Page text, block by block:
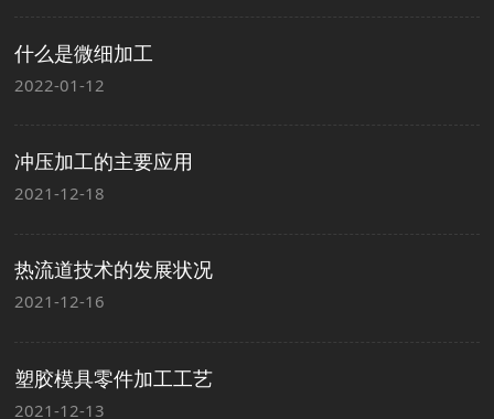
什么是微细加工
2022-01-12
冲压加工的主要应用
2021-12-18
热流道技术的发展状况
2021-12-16
塑胶模具零件加工工艺
2021-12-13